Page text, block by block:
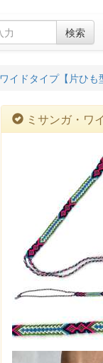
検索
ワイドタイプ【片ひも
ミサンガ・ワ